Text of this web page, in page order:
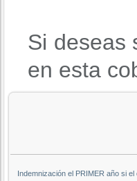
Si deseas
en esta
Indemnización el PRIMER año si